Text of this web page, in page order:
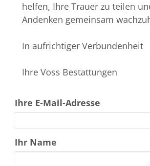
helfen, Ihre Trauer zu teilen
Andenken gemeinsam
In aufrichtiger Verbundenheit
Ihre Voss Bestattungen
Ihre E-Mail-Adresse
Ihr Name